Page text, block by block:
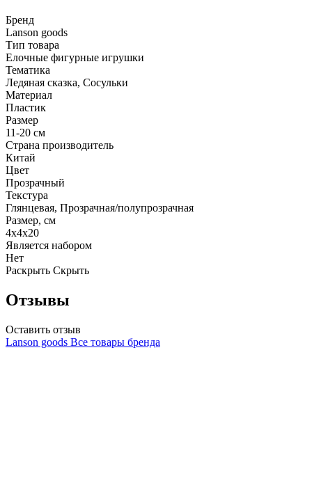
Бренд
Lanson goods
Тип товара
Елочные фигурные игрушки
Тематика
Ледяная сказка, Сосульки
Материал
Пластик
Размер
11-20 см
Страна производитель
Китай
Цвет
Прозрачный
Текстура
Глянцевая, Прозрачная/полупрозрачная
Размер, см
4х4х20
Является набором
Нет
Раскрыть Скрыть
Отзывы
Оставить отзыв
Lanson goods Все товары бренда